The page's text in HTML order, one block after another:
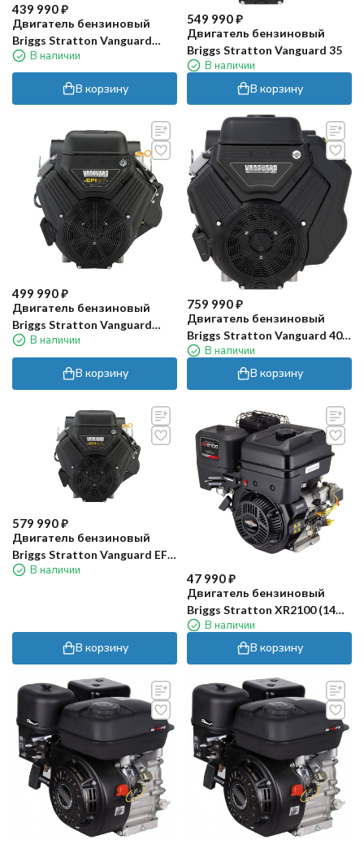
439 990₽
Двигатель бензиновый
Briggs Stratton Vanguard
31HPВ наличии
В корзину
549 990₽
Двигатель бензиновый
Briggs Stratton Vanguard 35
В наличии
В корзину
499 990₽
Двигатель бензиновый
Briggs Stratton Vanguard
35HPВ наличии
В корзину
759 990₽
Двигатель бензиновый
Briggs Stratton Vanguard 40
EFI Marine
В наличии
В корзину
579 990₽
Двигатель бензиновый
Briggs Stratton Vanguard EFI
37HPВ наличии
В корзину
47 990₽
Двигатель бензиновый
Briggs Stratton XR2100 (14
л.с)В наличии
В корзину